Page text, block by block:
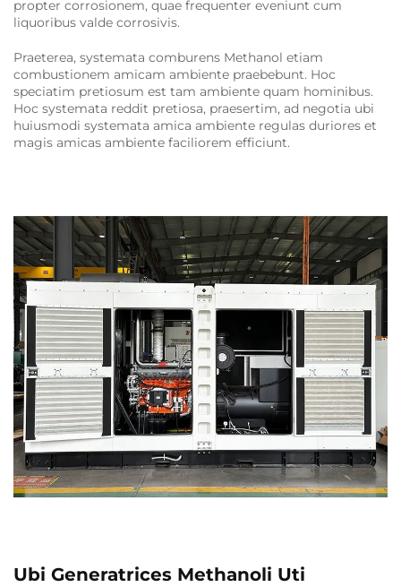
propter corrosionem, quae frequenter eveniunt cum
liquoribus valde corrosivis.
Praeterea, systemata comburens Methanol etiam
combustionem amicam ambiente praebebunt. Hoc
speciatim pretiosum est tam ambiente quam hominibus.
Hoc systemata reddit pretiosa, praesertim, ad negotia ubi
huiusmodi systemata amica ambiente regulas duriores et
magis amicas ambiente faciliorem efficiunt.
Ubi Generatrices Methanoli Uti